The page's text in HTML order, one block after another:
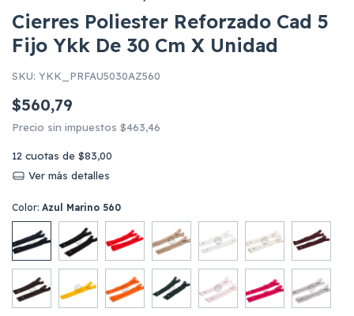
Cierres Poliester Reforzado Cad 5
Fijo Ykk De 30 Cm X Unidad
SKU: YKK_PRFAU5030AZ560
$560,79
Precio sin impuestos $463,46
12 cuotas de $83,00
Ver más detalles
Color: Azul Marino 560